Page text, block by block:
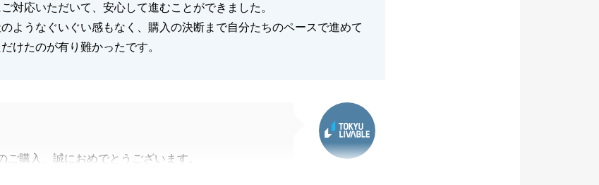
対応いただいて、安心して進むことができました。
ようなぐいぐい感もなく、購入の決断まで自分たちのペースで進めて
けたのが有り難かったです。
ご購入、誠におめでとうございます。